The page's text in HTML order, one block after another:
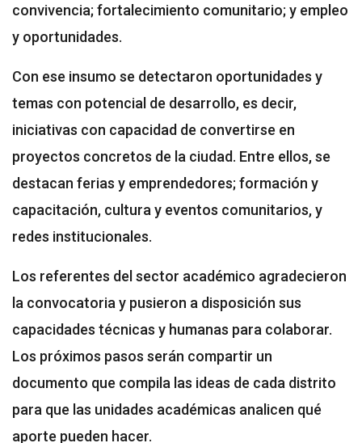
convivencia; fortalecimiento comunitario; y empleo
y oportunidades.
Con ese insumo se detectaron oportunidades y
temas con potencial de desarrollo, es decir,
iniciativas con capacidad de convertirse en
proyectos concretos de la ciudad. Entre ellos, se
destacan ferias y emprendedores; formación y
capacitación, cultura y eventos comunitarios, y
redes institucionales.
Los referentes del sector académico agradecieron
la convocatoria y pusieron a disposición sus
capacidades técnicas y humanas para colaborar.
Los próximos pasos serán compartir un
documento que compila las ideas de cada distrito
para que las unidades académicas analicen qué
aporte pueden hacer.